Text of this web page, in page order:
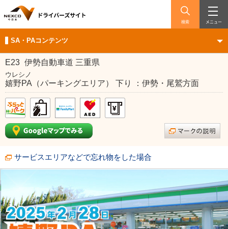
検索 メニュー
SA・PAコンテンツ
E23 伊勢自動車道 三重県
ウレシノ
嬉野PA（パーキングエリア） 下り ：伊勢・尾鷲方面
サービスエリアなどで忘れ物をした場合